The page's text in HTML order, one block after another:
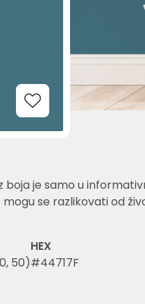
Add to Wishlist
boja je samo u
se razlikovati od
50)
HEX
#44717F